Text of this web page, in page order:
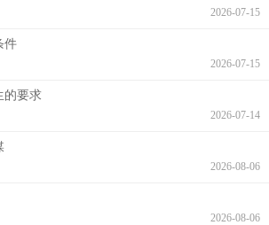
2026-07-15
件
2026-07-15
的要求
2026-07-14
2026-08-06
2026-08-06